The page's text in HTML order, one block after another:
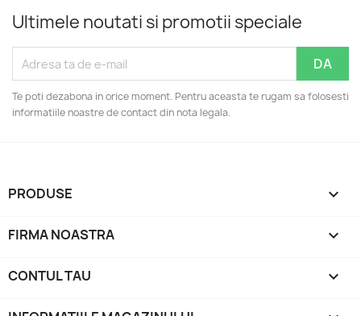
Ultimele noutati si promotii speciale
Te poti dezabona in orice moment. Pentru aceasta te rugam sa folosesti
informatiile noastre de contact din nota legala.
PRODUSE 
FIRMA NOASTRA 
CONTUL TAU 